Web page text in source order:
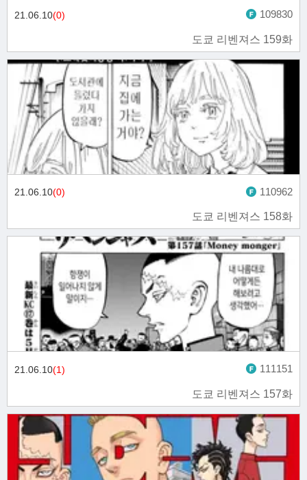
도쿄 리벤져스 159화
21.06.10(0) 109830
도쿄 리벤져스 158화
21.06.10(0) 110962
도쿄 리벤져스 157화
21.06.10(1) 111151